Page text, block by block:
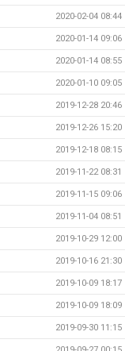
2020-02-04 08:44
2020-01-14 09:06
2020-01-14 08:55
2020-01-10 09:05
2019-12-28 20:46
2019-12-26 15:20
2019-12-18 08:15
2019-11-22 08:31
2019-11-15 09:06
2019-11-04 08:51
2019-10-29 12:00
2019-10-16 21:30
2019-10-09 18:17
2019-10-09 18:09
2019-09-30 11:15